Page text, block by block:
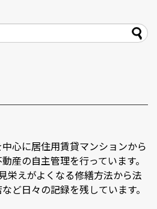
心に居住用賃貸マンションから
産の自主管理を行っています。
栄えがよくなる修繕方法から法
ど日々の記録を残しています。